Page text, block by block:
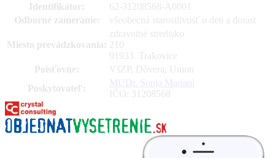
Identifikátor:
62-31208568-A0001
Odborné zameranie:
všeobecná starostlivosť o deti a dorast
Miesto prevádzkovania:
zdravotné stredisko
210
91933 Trakovice
Poisťovne:
VšZP, Dôvera, Union
Poskytovateľ:
MUDr. Sonja Mariani
IČO: 31208568